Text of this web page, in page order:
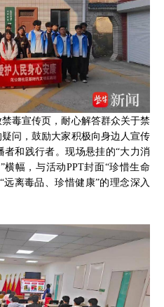
毒宣传页，耐心解答群众关于禁
问，鼓励大家积极向身边人宣传
和践行者。现场悬挂的“大力消
幅，与活动PPT封面“珍惜生命
离毒品、珍惜健康”的理念深入